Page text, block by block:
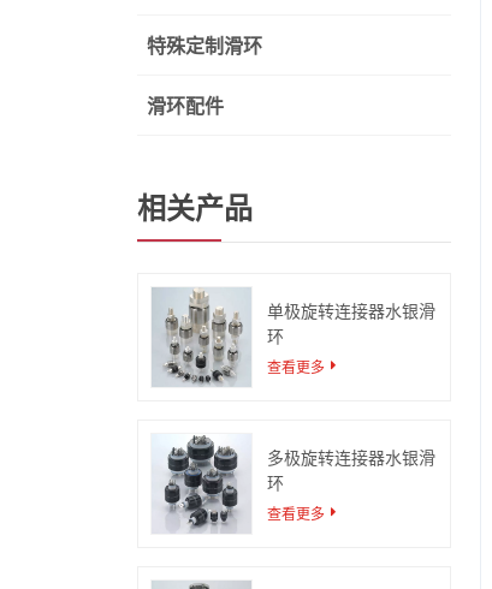
特殊定制滑环
滑环配件
相关产品
单极旋转连接器水银滑
环
查看更多
多极旋转连接器水银滑
环
查看更多